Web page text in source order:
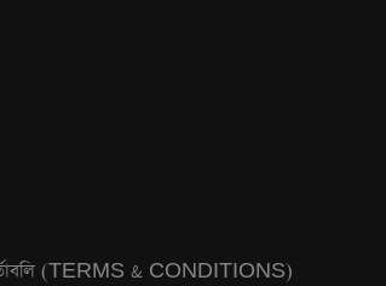
(TERMS & CONDITIONS)